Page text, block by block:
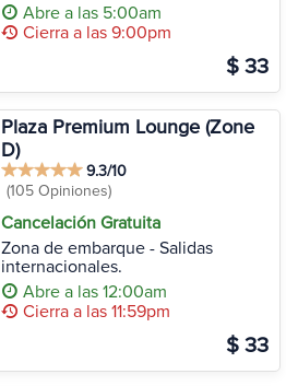
Abre a las 5:00am
Cierra a las 9:00pm
$ 33
Plaza Premium Lounge (Zone
D)
9.3/10
(105 Opiniones)
Cancelación Gratuita
Zona de embarque - Salidas
internacionales.
Abre a las 12:00am
Cierra a las 11:59pm
$ 33